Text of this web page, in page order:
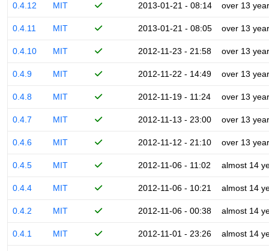
0.4.12 MIT 2013-01-21 - 08:14 over 13
0.4.11 MIT 2013-01-21 - 08:05 over 13
0.4.10 MIT 2012-11-23 - 21:58 over 13
0.4.9 MIT 2012-11-22 - 14:49 over 13
0.4.8 MIT 2012-11-19 - 11:24 over 13
0.4.7 MIT 2012-11-13 - 23:00 over 13
0.4.6 MIT 2012-11-12 - 21:10 over 13
0.4.5 MIT 2012-11-06 - 11:02 almost 14
0.4.4 MIT 2012-11-06 - 10:21 almost 14
0.4.2 MIT 2012-11-06 - 00:38 almost 14
0.4.1 MIT 2012-11-01 - 23:26 almost 14